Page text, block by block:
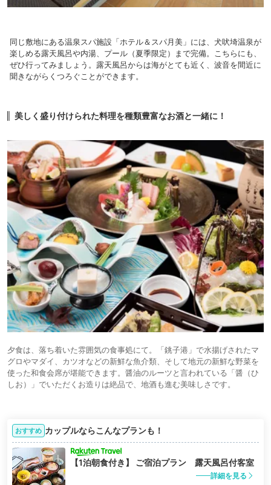
同じ敷地にある温泉スパ施設「ホテル＆スパ月美」には、犬吠埼温泉が
楽しめる露天風呂や内湯、プール（夏季限定）まで完備。こちらにも、
ぜひ行ってみましょう。露天風呂からは海がとても近く、波音を間近に
聞きながらくつろぐことができます。
美しく盛り付けられた料理を種類豊富なお酒と一緒に！
夕食は、落ち着いた雰囲気の食事処にて。「銚子港」で水揚げされたマ
グロやマダイ、カツオなどの新鮮な魚介類、そして地元の新鮮な野菜を
使った和食会席が堪能できます。醤油のルーツと言われている「醤（ひ
しお）」でいただくお造りは絶品で、地酒も進む美味しさです。
おすすめ カップルならこんなプランも！
【1泊朝食付き】 ご宿泊プラン 露天風呂付客室
詳細を見る